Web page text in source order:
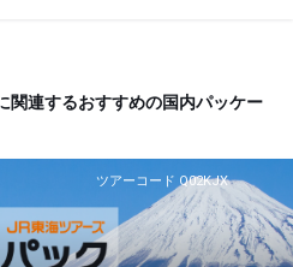
関連するおすすめの国内パッケー
ツアーコード Q02KJX